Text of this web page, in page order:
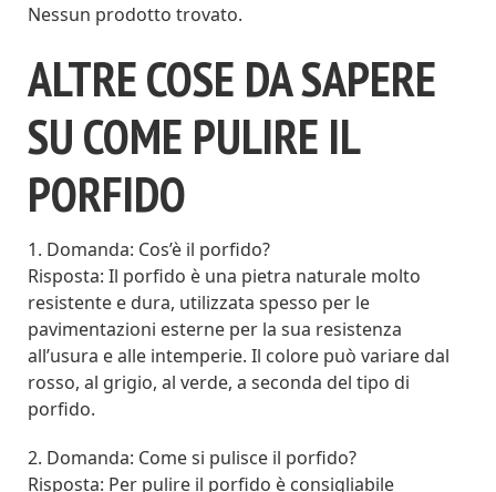
Nessun prodotto trovato.
ALTRE COSE DA SAPERE
SU COME PULIRE IL
PORFIDO
1. Domanda: Cos’è il porfido?
Risposta: Il porfido è una pietra naturale molto
resistente e dura, utilizzata spesso per le
pavimentazioni esterne per la sua resistenza
all’usura e alle intemperie. Il colore può variare dal
rosso, al grigio, al verde, a seconda del tipo di
porfido.
2. Domanda: Come si pulisce il porfido?
Risposta: Per pulire il porfido è consigliabile